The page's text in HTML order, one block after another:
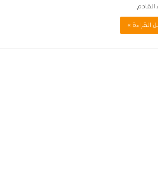
القادم.
القراءة »